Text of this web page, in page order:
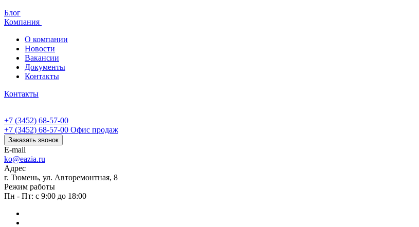
Блог
Компания
О компании
Новости
Вакансии
Документы
Контакты
Контакты
+7 (3452) 68-57-00
+7 (3452) 68-57-00 Офис продаж
Заказать звонок
E-mail
ko@eazia.ru
Адрес
г. Тюмень, ул. Авторемонтная, 8
Режим работы
Пн - Пт: с 9:00 до 18:00